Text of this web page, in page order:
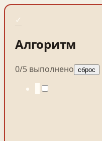
✓
Алгоритм
0/5 выполнено сброс